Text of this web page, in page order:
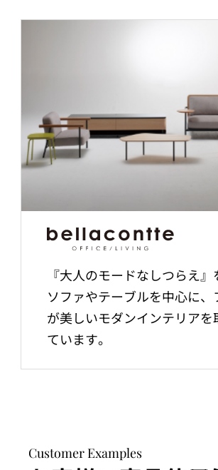
『大人のモードなしつらえ』
ソファやテーブルを中心に、
が美しいモダンインテリアを
ています。
Customer Examples